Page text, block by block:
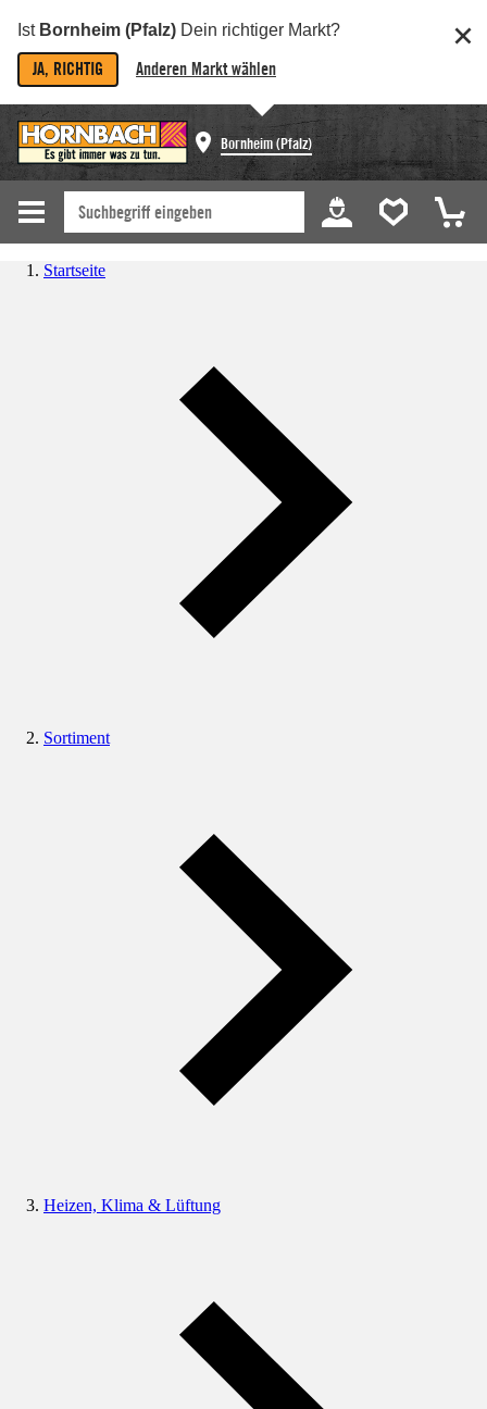
Ist Bornheim (Pfalz) Dein richtiger Markt?
JA, RICHTIG Anderen Markt wählen
Bornheim (Pfalz)
Startseite
Sortiment
Heizen, Klima & Lüftung